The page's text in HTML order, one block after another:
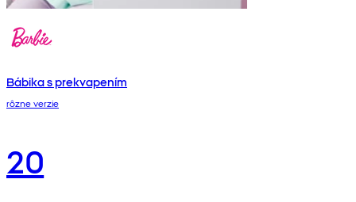
Bábika s prekvapením
rôzne verzie
20